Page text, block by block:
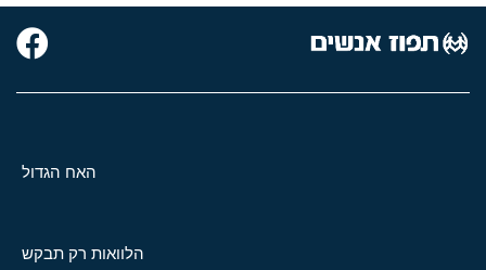
האח הגדול
הלוואות רק תבקש